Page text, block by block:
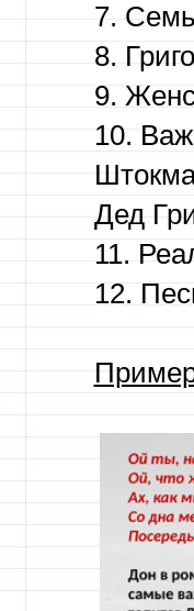
7.
8.
9.
10.
Дед
11.
12.